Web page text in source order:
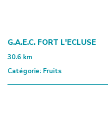
G.A.E.C. FORT L'ECLUSE
30.6 km
Catégorie: Fruits